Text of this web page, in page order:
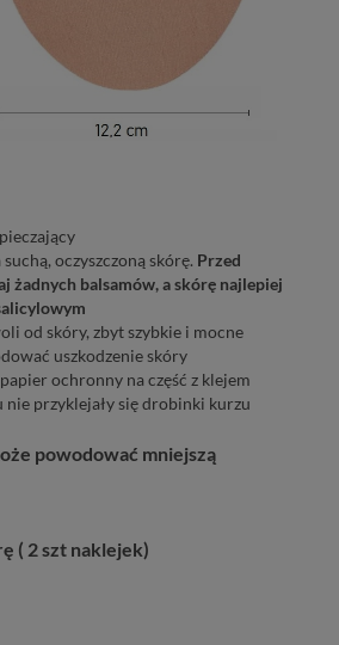
oczyszczoną skórę. Przed
żadnych balsamów, a skórę najlepiej
od skóry, zbyt szybkie i mocne
uszkodzenie skóry
ochronny na część z klejem
nie przyklejały się drobinki kurzu
powodować mniejszą
( 2 szt naklejek)